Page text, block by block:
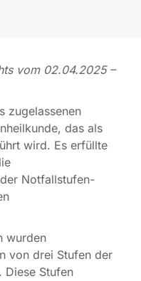
vom 02.04.2025 –
zugelassenen
das als
wird. Es erfüllte
Notfallstufen-
wurden
von drei Stufen der
Stufen